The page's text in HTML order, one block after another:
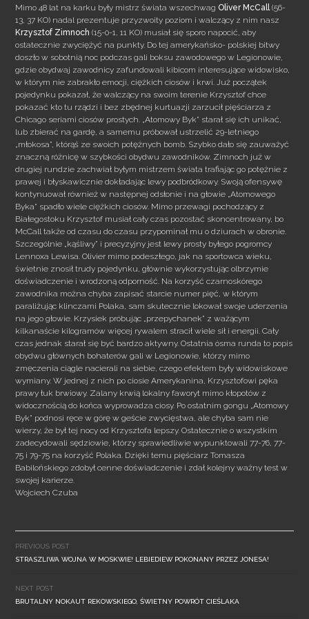
Mimo 48 lat na karku były mistrz świata wszechwag Oliver McCall
(56-
13, 37 KO) nadal prezentuje przyzwoity poziom i walczący z nim nasz
Krzysztof Zimnoch (15-0-1, 11 KO) musiał się sporo napocić, aby
ostatecznie zwyciężyć na punkty. Do tej amerykańsko- polskiej bitwy
doszło w sobotnią noc podczas gali boksu zawodowego w Legionowie,
gdzie obydwaj zawodnicy zafundowali kibicom interesujące widowisko,
w którym nie zabrakło emocji, ciężkich ciosów i krwi.
Już początek
pojedynku pokazał, że walczący na swoim terenie Krzysztof chce
pokazać kto tu rządzi i bez zbędnej kurtuazji zarzucił pięściarza z
Chicago seriami ciosów prostych. „Atomowy Byk” starał się ich unikać,
lub zbierać na gardę, a samemu próbował ustrzelić 29-letniego
„młokosa”, którąś ze swoich potężnych bomb. Szybko dało się zauważyć
znaczną różnicę w szybkości obydwu zawodników. Zimnoch już w
drugiej rundzie zachwiał byłym mistrzem świata trafiając go potężnie z
prawej i błyskawicznie dokładając lewy podbródkowy. Swoją ofensywę
kontynuował również w następnej odsłonie i na głowie „Atomowego
Byka” spadło wiele ciężkich ciosów. Mimo przewagi pochodzący z
Białegostoku Krzysztof musiał cały czas pozostać skoncentrowany, bo
McCall także od czasu do czasu przypominał mu o dziurach w obronie.
Szczególnie „kąśliwy” i precyzyjny jest lewy prosty byłego pogromcy
Lennoxa Lewisa. Olivier mimo podeszłego, jak na sportowca wieku,
świetnie znosił trudy pojedynku, głównie wykorzystując olbrzymie
doświadczenie i wrodzoną odporność. Na korzyść czarnoskórego
zawodnika można chyba zapisać starcie numer pięć, w którym
paraliżując klinczami Polaka, sam skutecznie lokował swoje uderzenia
na jego głowie. Krzysiek próbując „przepychanek” z ważącym
kilkanaście kilogramów więcej rywalem stracił wiele sił i energii. Cały
czas jednak starał się być bardzo aktywny. Ostatnia ósma runda to popis
obydwu głównych bohaterów gali w Legionowie, którzy mimo
zmęczenia ciągle nacierali na siebie, czego efektem były widowiskowe
wymiany. W jednej z nich po ciosie Amerykanina, Krzysztofowi pęka
prawy łuk brwiowy. Zalany krwią lokalny faworyt mimo kłopotów z
widocznością do końca wyprowadza ciosy. Po ostatnim gongu „Atomowy
Byk” podnosi ręce w górę w geście zwycięstwa, ale chyba sam nie
wierzy, że był tej nocy od Krzysztofa lepszy. Ostatecznie o wszystkim
zadecydowali sędziowie, którzy sprawiedliwie wypunktowali 77-76, 77-
75 i 79-75 na korzyść Polaka. Dzięki temu pięściarz Tomasza
Babilońskiego zdobył cenne doświadczenie i zdał kolejny ważny test w
swojej karierze.
Wojciech Czuba
navigation
PREVIOUS POST
STRASZLIWA WOJNA W MOSKWIE! LEBIEDIEW POKONANY PRZEZ JONESA!
NEXT POST
BRUTALNY NOKAUT REKOWSKIEGO, ŚWIETNY POWRÓT CIEŚLAKA